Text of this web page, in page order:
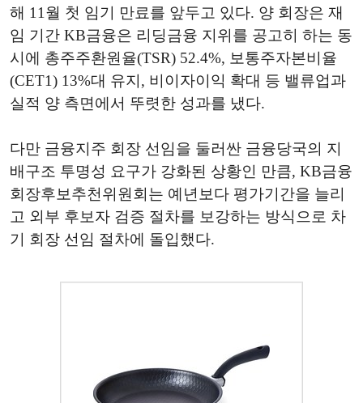
해 11월 첫 임기 만료를 앞두고 있다. 양 회장은 재
임 기간 KB금융은 리딩금융 지위를 공고히 하는 동
시에 총주주환원율(TSR) 52.4%, 보통주자본비율
(CET1) 13%대 유지, 비이자이익 확대 등 밸류업과
실적 양 측면에서 뚜렷한 성과를 냈다.
다만 금융지주 회장 선임을 둘러싼 금융당국의 지
배구조 투명성 요구가 강화된 상황인 만큼, KB금융
회장후보추천위원회는 예년보다 평가기간을 늘리
고 외부 후보자 검증 절차를 보강하는 방식으로 차
기 회장 선임 절차에 돌입했다.